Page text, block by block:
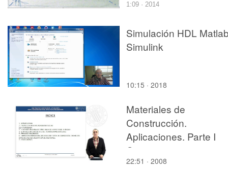
1:09 · 2014
Simulación HDL
Simulink
10:15 · 2018
Materiales de
Construcción.
Aplicaciones. Parte I
Cimentaciones para
estructuras
22:51 · 2008